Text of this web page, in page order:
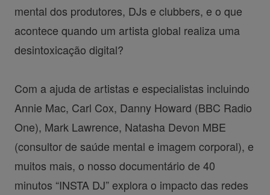
mental dos produtores, DJs e clubbers, e o que
acontece quando um artista global realiza uma
desintoxicação digital?
Com a ajuda de artistas e especialistas incluindo
Annie Mac, Carl Cox, Danny Howard (BBC Radio
One), Mark Lawrence, Natasha Devon MBE
(consultor de saúde mental e imagem corporal), e
muitos mais, o nosso documentário de 40
minutos “INSTA DJ” explora o impacto das redes